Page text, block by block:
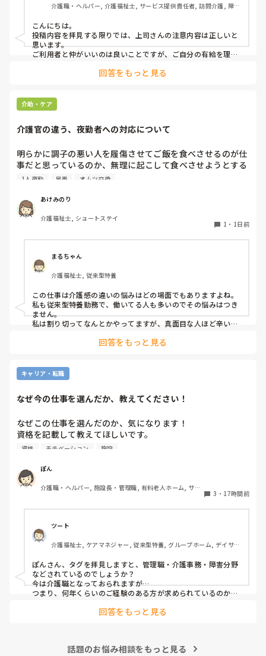
上司の注意内容
けない。
→ケアマネに中止になることを伝える時は、有休をとるから
中止になったとは言わないこと。「中止にさせてもらうこと
か？」と聞くようにして。
と言われました。
私の考え対応が間違えていますか？
介護職・ヘルパー, 介護福祉士, サービス提供責任者, 訪問介護, 障害
こんにちは。
投稿内容を拝見する限りでは、上司さんの注意内容は正しいと
思います。
ご利用者と仲がいいのは良いことですが、ご自分の有給を理由
それだけ、そのご利用者がもかさんのことを信頼されてるんで
ョン組めますよね。
回答をもっと見る
介助・ケア
介護官の違う、夜勤者への対応について
明らかに調子の悪い人を履傷させてご飯を食べさせるのが仕
事だと思っているのか、無理に起こして食べさせようとする
スタッフがいます。私が出勤して急変に気づき対応しました
（夜勤者）とか平気でドヤ顔でいます。
夜勤は1人夜勤です。その時はベトナム人と早番の2人体制で
したけども、どちらも急変対応に特化しておらず、この2人
惧してます。夜間はただオムツ交換変えればいい。トイレに
連れて行けばいい？寝るか寝ないか問題だみたい平気で言う
ので人員が少ないため入らせていますが、きちんと見守りの
であれば夜勤も外すが管理者がオッケーを出しているので、
出勤日は誰かがどうにかなっているのではないかと怖すぎて
出勤するのが苦痛になります
1人夜勤 早番 オムツ交換
あけみのり
介護福祉士, ショートステイ
1 ・ 1日前
まるちゃん
介護福祉士, 従来型特養
この仕事は介護感の違いの悩みはどの場面でもありますよね。
私も従来型特養勤務で、働いてる人も多いのでその悩みはつき
ません。
私は割り切ってなんとかやってますが、真面目な人ほど辛いお
回答をもっと見る
キャリア・転職
なぜ今の仕事を選んだか、教えてください！
なぜこの仕事を選んだのか、気になります！
資格を記載して教えてほしいです。
帰省して中学の同級生と地元でご飯した時に、その人が介護
の仕事をしていると聞いて、その時はあまり興味もてず、聞
しかしUターン転職活動中にたまたま街でその人と会って、
流れでカフェで話して、
施設見学だけでも行ってみたら、実際に現場を見て素敵だと
思って決めました。
資格 モチベーション 施設
ぽん
介護職・ヘルパー, 施設長・管理職, 有料老人ホーム, サー
3 ・ 17時間前
ツート
介護福祉士, ケアマネジャー, 従来型特養, グループホーム, デイサー
ぽんさん、タグを拝見しますと、管理職・介護事務・障害分野
などされているのでしょうか？
今は介護職となっておられますが…
つまり、何年くらいのご経験のある方が求められているのか、
でも、せっかくのご質問、汎用的に普通に私の実際をお応えさ
事をしたい」と思ったから、ですね。本当は、なぜだからと言
回答をもっと見る
話題のお悩み相談をもっと見る